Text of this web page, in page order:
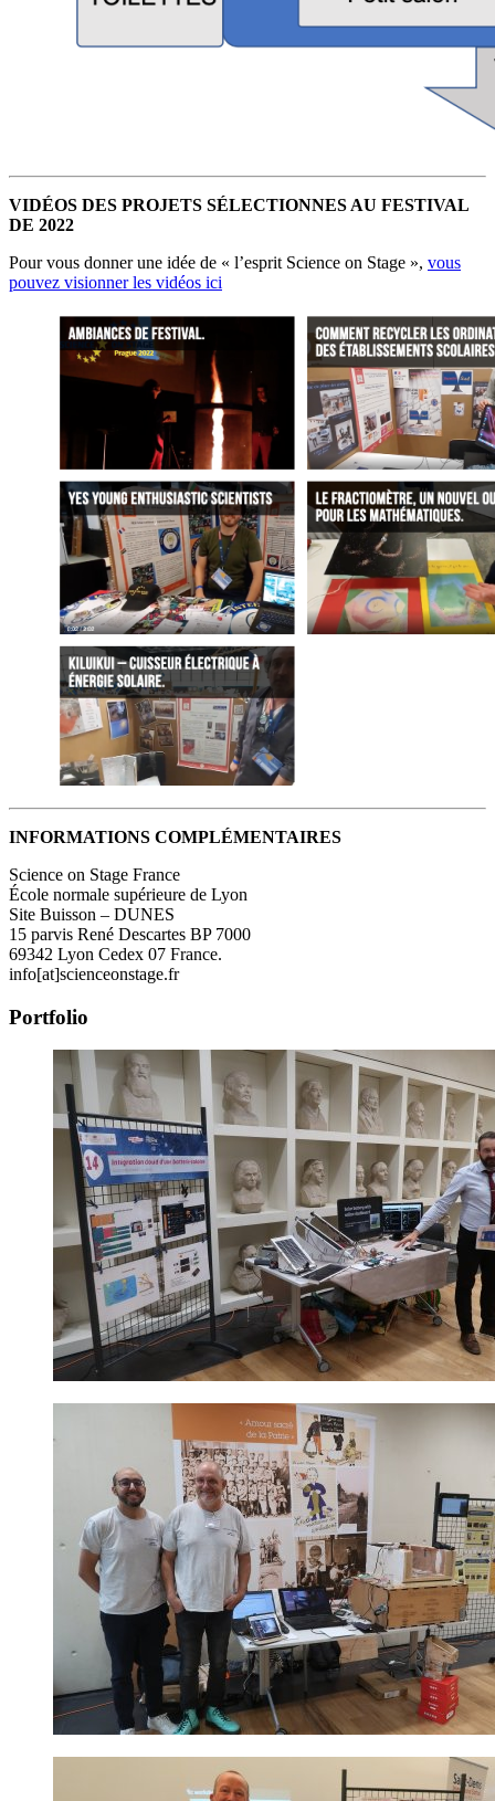
VIDÉOS DES PROJETS SÉLECTIONNES AU FESTIVAL
DE 2022
Pour vous donner une idée de « l’esprit Science on Stage », vous
pouvez visionner les vidéos ici
INFORMATIONS COMPLÉMENTAIRES
Science on Stage France
École normale supérieure de Lyon
Site Buisson – DUNES
15 parvis René Descartes BP 7000
69342 Lyon Cedex 07 France.
info[at]scienceonstage.fr
Portfolio